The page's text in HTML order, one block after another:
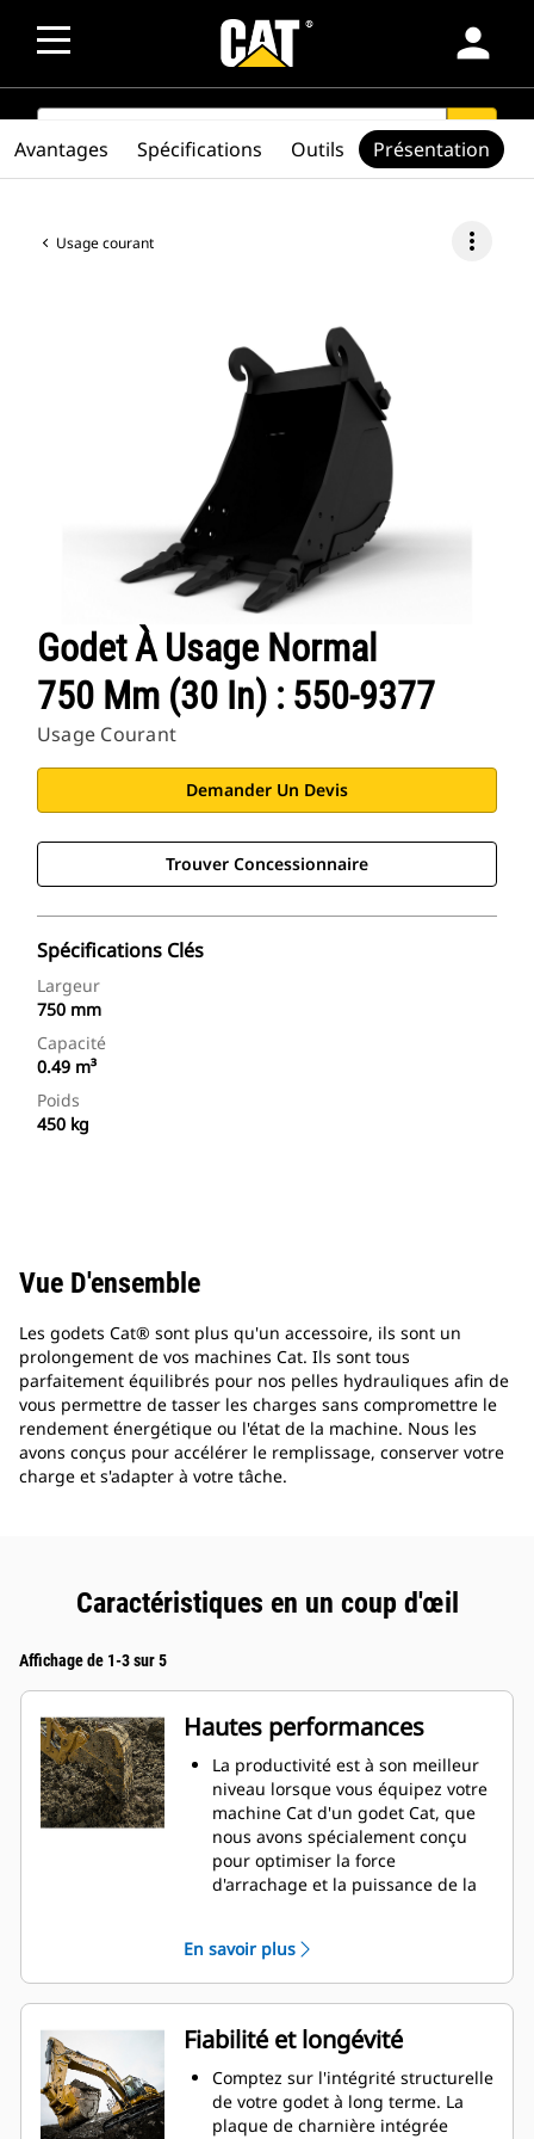
person
SEARCH search
Usage courant more_vert
Godet À Usage Normal
750 Mm (30 In) : 550-9377
Usage Courant
Demander Un Devis
Trouver Concessionnaire
Spécifications Clés
Largeur
750 mm
Capacité
0.49 m³
Poids
450 kg
Avantages Spécifications Outils Présentation
Vue D'ensemble
Les godets Cat® sont plus qu'un accessoire, ils sont un
prolongement de vos machines Cat. Ils sont tous
parfaitement équilibrés pour nos pelles hydrauliques afin de
vous permettre de tasser les charges sans compromettre le
rendement énergétique ou l'état de la machine. Nous les
avons conçus pour accélérer le remplissage, conserver votre
charge et s'adapter à votre tâche.
Caractéristiques en un coup d'œil
Affichage de 1-3 sur 5
Hautes performances
La productivité est à son meilleur
niveau lorsque vous équipez votre
machine Cat d'un godet Cat, que
nous avons spécialement conçu
pour optimiser la force
d'arrachage et la puissance de la
double améliore le flux des
matières dans le godet. Le
dégagement de talon accru
garantit que le fond du godet ne
frotte pas, ce qui réduit les coûts
d'entretien.
La consommation de carburant est
maximale lors de l'excavation. Les
En savoir plus
Fiabilité et longévité
Comptez sur l'intégrité structurelle
de votre godet à long terme. La
plaque de charnière intégrée